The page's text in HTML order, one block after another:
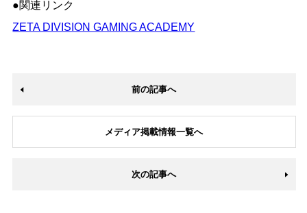
●関連リンク
ZETA DIVISION GAMING ACADEMY
前の記事へ
メディア掲載情報一覧へ
次の記事へ